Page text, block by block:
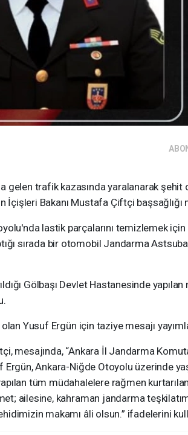
gelen trafik kazasında yaralanarak
Bakanı Mustafa Çiftçi başsağlığı
lastik parçalarını temizlemek
sırada bir otomobil Jandarma
Gölbaşı Devlet Hastanesinde
Yusuf Ergün için taziye mesajı
mesajında, “Ankara İl Jandarma
Ergün, Ankara-Niğde Otoyolu üzerinde
tüm müdahalelere rağmen
ailesine, kahraman jandarma
makamı âli olsun.” ifadelerini